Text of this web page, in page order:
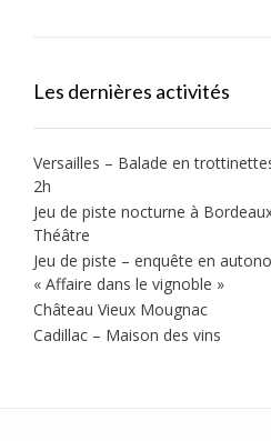
Les dernières activités
Versailles – Balade en
2h
Jeu de piste nocturne à
Théâtre
Jeu de piste – enquête en
« Affaire dans le vignoble »
Château Vieux Mougnac
Cadillac – Maison des vins